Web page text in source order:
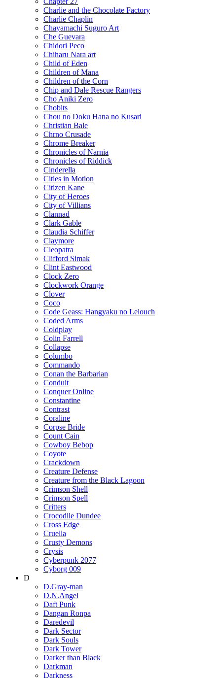
Charlie and the Chocolate Factory
Charlie Chaplin
Chayamachi Suguro Art
Che Guevara
Chidori Peco
Chiharu Nara art
Child of Eden
Children of Mana
Children of the Corn
Chip and Dale Rescue Rangers
Cho Aniki Zero
Chobits
Chou no Doku Hana no Kusari
Christian Bale
Chrno Crusade
Chrome Breaker
Chronicles of Narnia
Chronicles of Riddick
Cinderella
Cities in Motion
Citizen Kane
City of Heroes
City of Villians
Clannad
Clark Gable
Claudia Schiffer
Claymore
Cleopatra
Clifford Simak
Clint Eastwood
Clock Zero
Clockwork Orange
Clover
Coco
Code Geass: Hangyaku no Lelouch
Coded Arms
Coldplay
Colin Farrell
Collapse
Columbo
Commando
Conan the Barbarian
Conduit
Conquer Online
Constantine
Contrast
Coraline
Corpse Bride
Count Cain
Cowboy Bebop
Coyote
Crackdown
Creature Defense
Creature from the Black Lagoon
Crimson Shell
Crimson Spell
Critters
Crocodile Dundee
Cross Edge
Cruella
Crusty Demons
Crysis
Cyberpunk 2077
Cyborg 009
D
D.Gray-man
D.N.Angel
Daft Punk
Dangan Ronpa
Daredevil
Dark Sector
Dark Souls
Dark Tower
Darker than Black
Darkman
Darkness